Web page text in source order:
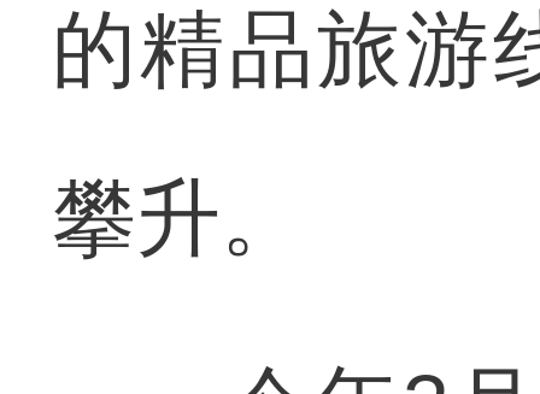
的精品旅游
攀升。